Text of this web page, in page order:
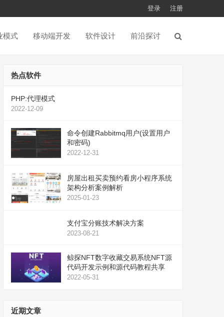
登录 注册
模式 移动端开发 软件设计 前沿探讨
热点软件
PHP:代理模式
2022-12-09
命令创建Rabbitmq用户(设置用户
和密码)
2022-12-31
房屋出租买卖预约看房小程序系统
架构分析案例解析
2025-01-23
支付宝分账技术解决方案
2023-08-21
鲸探NFT数字收藏交易系统NFT源
代码开发示例和源代码教程共享
2022-05-31
近期文章